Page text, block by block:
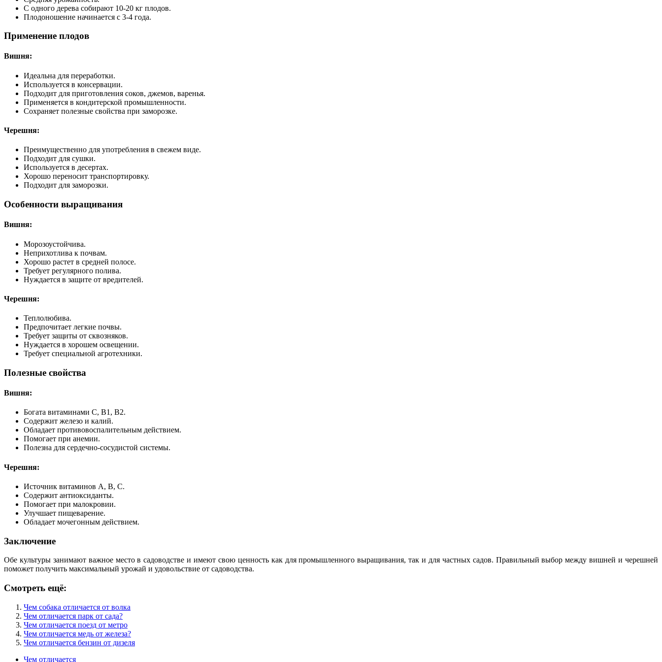
С одного дерева собирают 10-20 кг плодов.
Плодоношение начинается с 3-4 года.
Применение плодов
Вишня:
Идеальна для переработки.
Используется в консервации.
Подходит для приготовления соков, джемов, варенья.
Применяется в кондитерской промышленности.
Сохраняет полезные свойства при заморозке.
Черешня:
Преимущественно для употребления в свежем виде.
Подходит для сушки.
Используется в десертах.
Хорошо переносит транспортировку.
Подходит для заморозки.
Особенности выращивания
Вишня:
Морозоустойчива.
Неприхотлива к почвам.
Хорошо растет в средней полосе.
Требует регулярного полива.
Нуждается в защите от вредителей.
Черешня:
Теплолюбива.
Предпочитает легкие почвы.
Требует защиты от сквозняков.
Нуждается в хорошем освещении.
Требует специальной агротехники.
Полезные свойства
Вишня:
Богата витаминами С, В1, В2.
Содержит железо и калий.
Обладает противовоспалительным действием.
Помогает при анемии.
Полезна для сердечно-сосудистой системы.
Черешня:
Источник витаминов А, В, С.
Содержит антиоксиданты.
Помогает при малокровии.
Улучшает пищеварение.
Обладает мочегонным действием.
Заключение
Обе культуры занимают важное место в садоводстве и имеют свою ценность как для промышленного выращивания, так и для частных садов. Правильный выбор между вишней и черешней
поможет получить максимальный урожай и удовольствие от садоводства.
Смотреть ещё:
Чем собака отличается от волка
Чем отличается парк от сада?
Чем отличается поезд от метро
Чем отличается медь от железа?
Чем отличается бензин от дизеля
Чем отличается